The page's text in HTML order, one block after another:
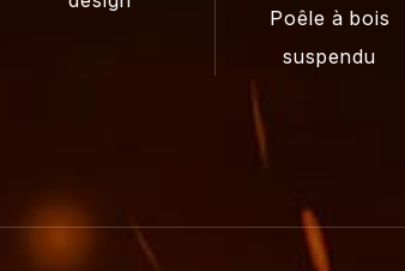
Poêle à bois
suspendu